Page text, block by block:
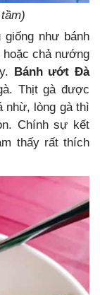
như bánh
chả nướng
Bánh ướt Đà
Thịt gà được
nhừ, lòng gà thì
Chính sự kết
thấy rất thích